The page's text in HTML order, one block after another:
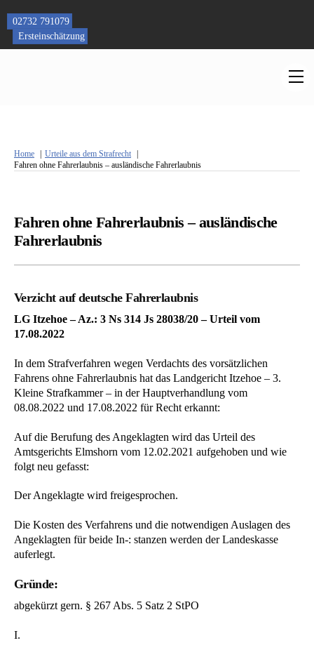
content
02732 791079
Ersteinschätzung
Home
Urteile aus dem Strafrecht
Fahren ohne Fahrerlaubnis – ausländische Fahrerlaubnis
Fahren ohne Fahrerlaubnis – ausländische
Fahrerlaubnis
Verzicht auf deutsche Fahrerlaubnis
LG Itzehoe – Az.: 3 Ns 314 Js 28038/20 – Urteil vom
17.08.2022
In dem Strafverfahren wegen Verdachts des vorsätzlichen
Fahrens ohne Fahrerlaubnis hat das Landgericht Itzehoe – 3.
Kleine Strafkammer – in der Hauptverhandlung vom
08.08.2022 und 17.08.2022 für Recht erkannt:
Auf die Berufung des Angeklagten wird das Urteil des
Amtsgerichts Elmshorn vom 12.02.2021 aufgehoben und wie
folgt neu gefasst:
Der Angeklagte wird freigesprochen.
Die Kosten des Verfahrens und die notwendigen Auslagen des
Angeklagten für beide In-: stanzen werden der Landeskasse
auferlegt.
Gründe:
abgekürzt gern. § 267 Abs. 5 Satz 2 StPO
I.